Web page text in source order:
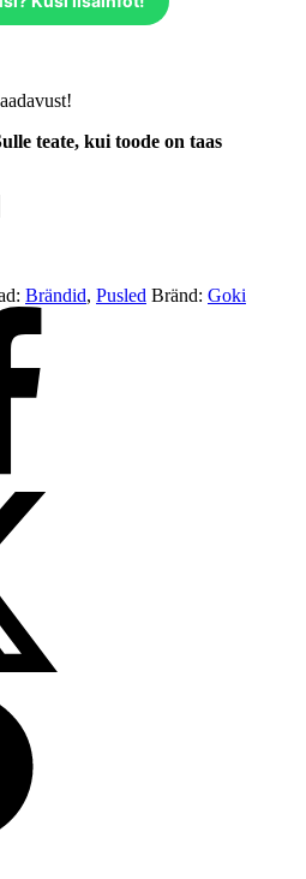
teate, kui toode on taas
Brändid, Pusled Bränd: Goki